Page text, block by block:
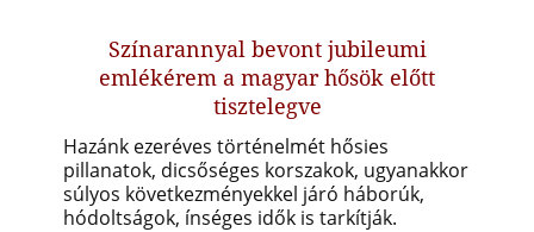
Színarannyal bevont jubileumi
emlékérem a magyar hősök előtt
tisztelegve
Hazánk ezeréves történelmét hősies
pillanatok, dicsőséges korszakok, ugyanakkor
súlyos következményekkel járó háborúk,
hódoltságok, ínséges idők is tarkítják.